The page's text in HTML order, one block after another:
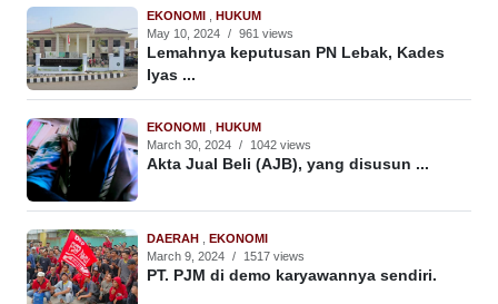
EKONOMI , HUKUM
May 10, 2024 / 961 views
Lemahnya keputusan PN Lebak, Kades
Iyas ...
EKONOMI , HUKUM
March 30, 2024 / 1042 views
Akta Jual Beli (AJB), yang disusun ...
DAERAH , EKONOMI
March 9, 2024 / 1517 views
PT. PJM di demo karyawannya sendiri.